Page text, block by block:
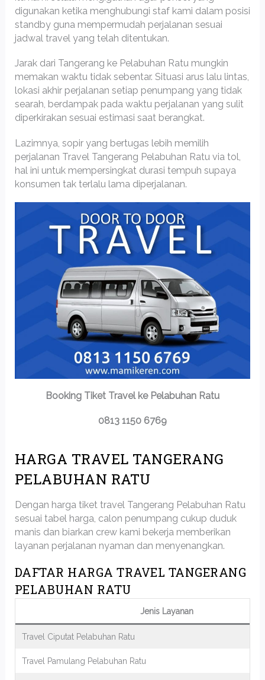
digunakan ketika menghubungi staf kami dalam posisi
standby guna mempermudah perjalanan sesuai
jadwal travel yang telah ditentukan.
Jarak dari Tangerang ke Pelabuhan Ratu mungkin
memakan waktu tidak sebentar. Situasi arus lalu lintas,
lokasi akhir perjalanan setiap penumpang yang tidak
searah, berdampak pada waktu perjalanan yang sulit
diperkirakan sesuai estimasi saat berangkat.
Lazimnya, sopir yang bertugas lebih memilih
perjalanan Travel Tangerang Pelabuhan Ratu via tol,
hal ini untuk mempersingkat durasi tempuh supaya
konsumen tak terlalu lama diperjalanan.
Booking Tiket Travel ke Pelabuhan Ratu
0813 1150 6769
HARGA TRAVEL TANGERANG
PELABUHAN RATU
Dengan harga tiket travel Tangerang Pelabuhan Ratu
sesuai tabel harga, calon penumpang cukup duduk
manis dan biarkan crew kami bekerja memberikan
layanan perjalanan nyaman dan menyenangkan.
DAFTAR HARGA TRAVEL TANGERANG
PELABUHAN RATU
Jenis Layanan
Travel Ciputat Pelabuhan Ratu
Travel Pamulang Pelabuhan Ratu